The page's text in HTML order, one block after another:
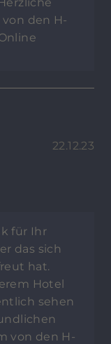
von den H-
22.12.23
für Ihr
das sich
hat.
Hotel
sehen
von den H-